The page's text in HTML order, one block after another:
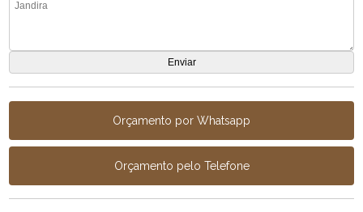
Orçamento por Whatsapp
Orçamento pelo Telefone